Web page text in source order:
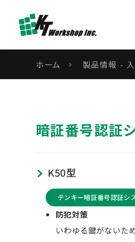
ホーム 製品情報 -
暗証番号認証
K50型
テンキー暗証番号認証シ
防犯対策
いわゆる鍵がないた